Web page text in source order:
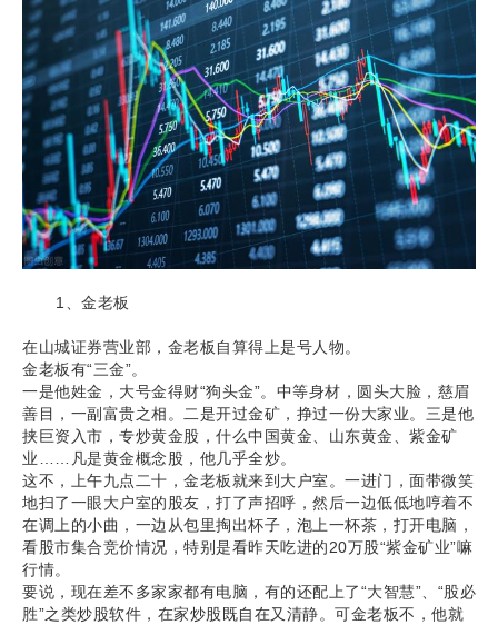
1、金老板
在山城证券营业部，金老板自算得上是号人物。
金老板有“三金”。
一是他姓金，大号金得财“狗头金”。中等身材，圆头大脸，慈眉
善目，一副富贵之相。二是开过金矿，挣过一份大家业。三是他
挟巨资入市，专炒黄金股，什么中国黄金、山东黄金、紫金矿
业……凡是黄金概念股，他几乎全炒。
这不，上午九点二十，金老板就来到大户室。一进门，面带微笑
地扫了一眼大户室的股友，打了声招呼，然后一边低低地哼着不
在调上的小曲，一边从包里掏出杯子，泡上一杯茶，打开电脑，
看股市集合竞价情况，特别是看昨天吃进的20万股“紫金矿业”嘛
行情。
要说，现在差不多家家都有电脑，有的还配上了“大智慧”、“股必
胜”之类炒股软件，在家炒股既自在又清静。可金老板不，他就